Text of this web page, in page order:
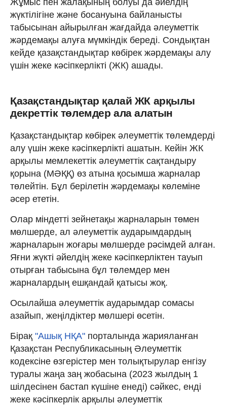
жүктілігіне және босануына байланысты
табысынан айырылған жағдайда әлеуметтік
жәрдемақы алуға мүмкіндік береді. Сондықтан
кейде қазақстандықтар көбірек жәрдемақы алу
үшін жеке кәсіпкерлікті (ЖК) ашады.
Қазақстандықтар қалай ЖК арқылы
декреттік төлемдер ала алатын
Қазақстандықтар көбірек әлеуметтік төлемдерді
алу үшін жеке кәсіпкерлікті ашатын. Кейін ЖК
арқылы мемлекеттік әлеуметтік сақтандыру
қорына (МӘҚҚ) өз атына қосымша жарналар
төлейтін. Бұл берілетін жәрдемақы көлеміне
әсер ететін.
Олар міндетті зейнетақы жарналарын төмен
мөлшерде, ал әлеуметтік аударымдардың
жарналарын жоғары мөлшерде рәсімдей алған.
Яғни жүкті әйелдің жеке кәсіпкерліктен тауып
отырған табысына бұл төлемдер мен
жарналардың ешқандай қатысы жоқ.
Осылайша әлеуметтік аударымдар сомасы
азайып, жеңілдіктер мөлшері өсетін.
Бірақ "Ашық НҚА" порталында жарияланған
Қазақстан Республикасының Әлеуметтік
кодексіне өзгерістер мен толықтырулар енгізу
туралы жаңа заң жобасына (2023 жылдың 1
шілдесінен бастап күшіне енеді) сәйкес, енді
жеке кәсіпкерлік арқылы әлеуметтік